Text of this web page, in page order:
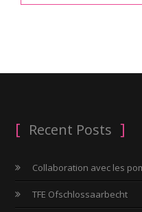
Recent Posts
Collaboration avec les
TFE Ofschlossaarbecht